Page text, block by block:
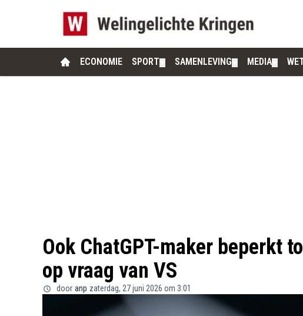
ECONOMIE SPORT SAMENLEVING MEDIA
Ook ChatGPT-maker beperkt
op vraag van VS
door anp zaterdag, 27 juni 2026 om 3:01